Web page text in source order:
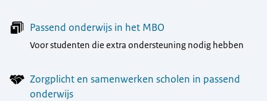
Passend onderwijs in het MBO
Voor studenten die extra ondersteuning nodig hebben
Zorgplicht en samenwerken scholen in passend
onderwijs